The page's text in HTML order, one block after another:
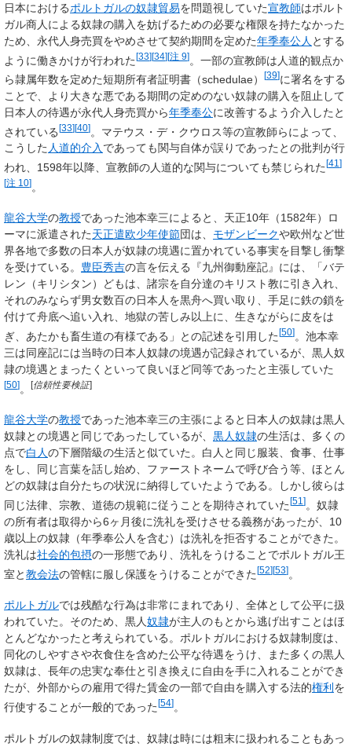
日本におけるポルトガルの奴隷貿易を問題視していた宣教師はポルト
ガル商人による奴隷の購入を妨げるための必要な権限を持たなかった
ため、永代人身売買をやめさせて契約期間を定めた年季奉公人 とする
ように働きかけが行われた[33][34][注 9]
。一部の宣教師は人道的観点か
ら隷属年数を定めた短期所有者証明書（schedulae）
[39]に署名をする
ことで、より大きな悪である期間の定めのない奴隷の購入を阻止して
日本人の待遇が永代人身売買から年季奉公に改善するよう介入したと
されている[33][40]。マテウス・デ・クウロス等の宣教師らによって、
こうした 人道的介入であっても関与自体が誤りであったとの批判が行
われ、1598年以降、宣教師の人道的な関与についても禁じられた [41 ]
[注 10] 。
龍谷大学の教授であった池本幸三によると、天正10年（1582年）ロ
ーマに派遣された天正遣欧少年使節団は、 モザンビークや欧州など世
界各地で多数の日本人が奴隷の境遇に置かれている事実を目撃し衝撃
を受けている。 豊臣秀吉の言を伝える『九州御動座記』には、「バテ
レン（キリシタン）どもは、諸宗を自分達のキリスト教に引き入れ、
それのみならず男女数百の日本人を黒舟へ買い取り、手足に鉄の鎖を
付けて舟底へ追い入れ、地獄の苦しみ以上に、生きながらに皮をは
ぎ、あたかも畜生道の有様である」との記述を引用した [50] 。池本幸
三は同座記には当時の日本人奴隷の境遇が記録されているが、黒人奴
隷の境遇とまったくといって良いほど同等であったと主張していた
[50]。 [信頼性要検証]
龍谷大学の教授であった池本幸三の主張によると日本人の奴隷は黒人
奴隷との境遇と同じであったしているが、 黒人奴隷の生活は、多くの
点で白人の下層階級の生活と似ていた。白人と同じ服装、食事、仕事
をし、同じ言葉を話し始め、ファーストネームで呼び合う等、ほとん
どの奴隷は自分たちの状況に納得していたようである。しかし彼らは
同じ法律、宗教、道徳の規範に従うことを期待されていた [51 ] 。奴隷
の所有者は取得から6ヶ月後に洗礼を受けさせる義務があったが、10
歳以上の奴隷（年季奉公人を含む）は洗礼を拒否することができた。
洗礼は社会的包摂の一形態であり、洗礼をうけることでポルトガル王
室と教会法の管轄に服し保護をうけることができた[52][53]。
ポルトガルでは残酷な行為は非常にまれであり、全体として公平に扱
われていた。そのため、黒人奴隷が主人のもとから逃げ出すことはほ
とんどなかったと考えられている。ポルトガルにおける奴隷制度は、
同化のしやすさや衣食住を含めた公平な待遇をうけ、また多くの黒人
奴隷は、長年の忠実な奉仕と引き換えに自由を手に入れることができ
たが、外部からの雇用で得た賃金の一部で自由を購入する法的権利 を
行使することが一般的であった [54] 。
ポルトガルの奴隷制度では、奴隷は時には粗末に扱われることもあっ